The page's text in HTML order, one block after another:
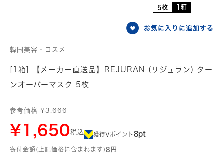
5枚 1箱
お気に入りに追加する
韓国美容・コスメ
[1箱] 【メーカー直送品】REJURAN (リジュラン) ター
ンオーバーマスク 5枚
参考価格 ¥3,666
¥1,650税込 獲得Vポイント8pt
寄付金額(上記価格に含まれます)8円